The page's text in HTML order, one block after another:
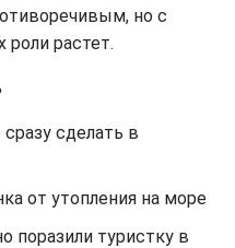
но с
растет.
сделать в
от утопления на море
поразили туристку в